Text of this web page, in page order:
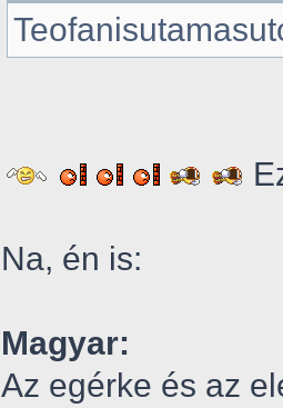
Na, én is:
Magyar:
Az egérke és az